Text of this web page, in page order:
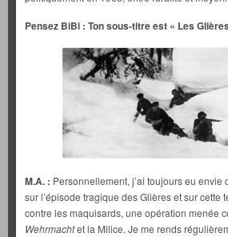
Pensez BiBi : Ton sous-titre est « Les
M.A. : Personnellement, j’ai toujours eu envie
sur l’épisode tragique des Glières et sur cette
contre les maquisards, une opération menée
Wehrmachtet la Milice. Je me rends